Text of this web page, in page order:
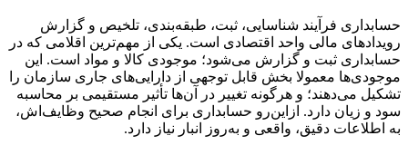
حسابداری فرآیند شناسایی، ثبت، طبقه‌بندی، تلخیص و گزارش
رویدادهای مالی واحد اقتصادی است. یکی از مهم‌ترین اقلامی که در
حسابداری ثبت و گزارش می‌شود؛ موجودی کالا و مواد است. این
موجودی‌ها معمولا بخش قابل توجهی از دارایی‌های جاری سازمان را
تشکیل می‌دهند؛ و هرگونه تغییر در آن‌ها تأثیر مستقیمی بر محاسبه
سود و زیان دارد. ازاین‌رو حسابداری برای انجام صحیح وظایف‌اش،
به اطلاعات دقیق، واقعی و به‌روز انبار نیاز دارد.